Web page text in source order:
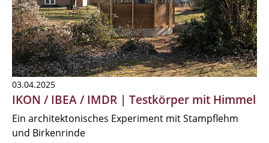
03.04.2025
IKON / IBEA / IMDR | Testkörper mit Himmel
Ein architektonisches Experiment mit Stampflehm
und Birkenrinde